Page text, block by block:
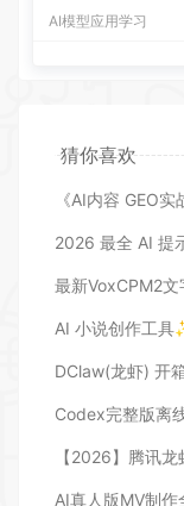
话影视解说
AI模型应用学习
猜你喜欢
DClaw(龙虾) 开